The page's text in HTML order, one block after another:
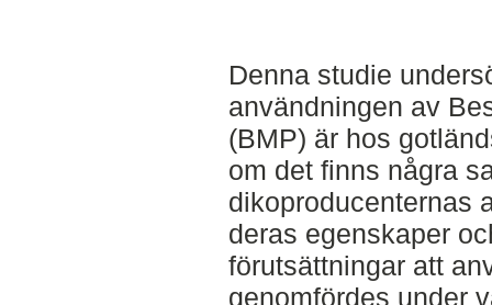
Denna studie
användningen av
(BMP) är hos
om det finns några
dikoproducenternas
deras egenskaper
förutsättningar att
genomfördes under